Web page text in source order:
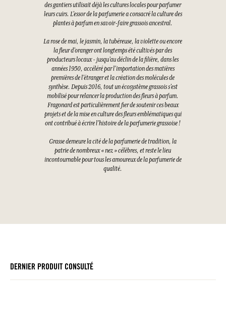
des gantiers utilisait déjà les cultures locales pour parfumer
leurs cuirs. L’essor de la parfumerie a consacré la culture des
plantes à parfum en savoir-faire grassois ancestral.
La rose de mai, le jasmin, la tubéreuse, la violette ou encore
la fleur d’oranger ont longtemps été cultivés par des
producteurs locaux - jusqu’au déclin de la filière, dans les
années 1950, accéléré par l’importation des matières
premières de l’étranger et la création des molécules de
synthèse. Depuis 2016, tout un écosystème grassois s’est
mobilisé pour relancer la production des fleurs à parfum.
Fragonard est particulièrement fier de soutenir ces beaux
projets et de la mise en culture des fleurs emblématiques qui
ont contribué à écrire l’histoire de la parfumerie grassoise !
Grasse demeure la cité de la parfumerie de tradition, la
patrie de nombreux « nez » célèbres, et reste le lieu
incontournable pour tous les amoureux de la parfumerie de
qualité.
DERNIER PRODUIT CONSULTÉ